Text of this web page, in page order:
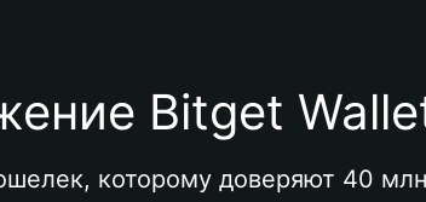
Bitget
которому доверяют 40 млн